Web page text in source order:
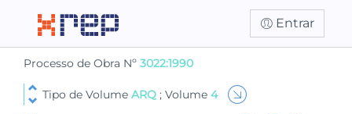
Entrar
Processo de Obra Nº 3022:1990
Tipo de Volume ARQ ; Volume 4